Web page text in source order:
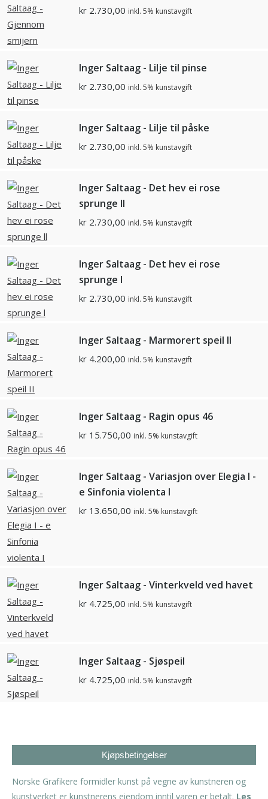
kr 2.730,00 inkl. 5% kunstavgift
Inger Saltaag - Lilje til pinse
kr 2.730,00 inkl. 5% kunstavgift
Inger Saltaag - Lilje til påske
kr 2.730,00 inkl. 5% kunstavgift
Inger Saltaag - Det hev ei rose
sprunge ll
kr 2.730,00 inkl. 5% kunstavgift
Inger Saltaag - Det hev ei rose
sprunge l
kr 2.730,00 inkl. 5% kunstavgift
Inger Saltaag - Marmorert speil II
kr 4.200,00 inkl. 5% kunstavgift
Inger Saltaag - Ragin opus 46
kr 15.750,00 inkl. 5% kunstavgift
Inger Saltaag - Variasjon over Elegia I -
e Sinfonia violenta I
kr 13.650,00 inkl. 5% kunstavgift
Inger Saltaag - Vinterkveld ved havet
kr 4.725,00 inkl. 5% kunstavgift
Inger Saltaag - Sjøspeil
kr 4.725,00 inkl. 5% kunstavgift
Kjøpsbetingelser
Norske Grafikere formidler kunst på vegne av kunstneren og
kunstverket er kunstnerens eiendom inntil varen er betalt. Les